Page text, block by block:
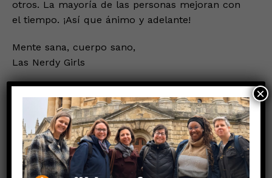
otros. La mayoría de las personas mejoran con
el tiempo. ¡Así que ánimo y adelante!
Mente sana, cuerpo sano,
Las Nerdy Girls
Enlaces externos:
(En Español)
Afecciones posteriores al COVID-19
¿Pueden los niños padecer Covid a largo plazo?
×